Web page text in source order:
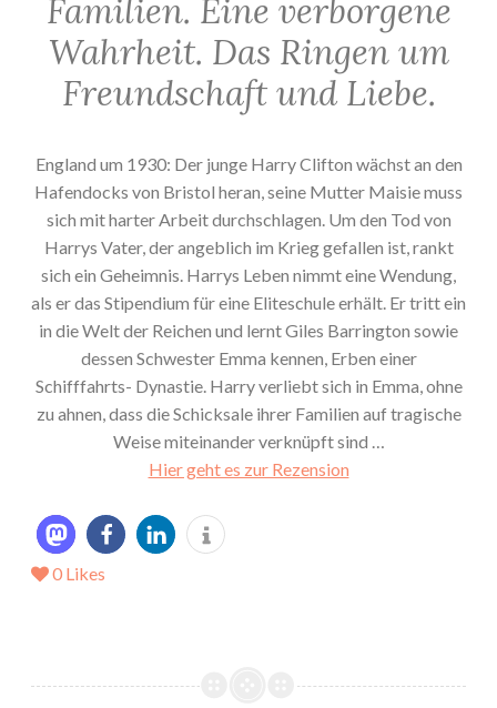
Familien. Eine verborgene
Wahrheit. Das Ringen um
Freundschaft und Liebe.
England um 1930: Der junge Harry Clifton wächst an den
Hafendocks von Bristol heran, seine Mutter Maisie muss
sich mit harter Arbeit durchschlagen. Um den Tod von
Harrys Vater, der angeblich im Krieg gefallen ist, rankt
sich ein Geheimnis. Harrys Leben nimmt eine Wendung,
als er das Stipendium für eine Eliteschule erhält. Er tritt ein
in die Welt der Reichen und lernt Giles Barrington sowie
dessen Schwester Emma kennen, Erben einer
Schifffahrts- Dynastie. Harry verliebt sich in Emma, ohne
zu ahnen, dass die Schicksale ihrer Familien auf tragische
Weise miteinander verknüpft sind …
Hier geht es zur Rezension
0 Likes